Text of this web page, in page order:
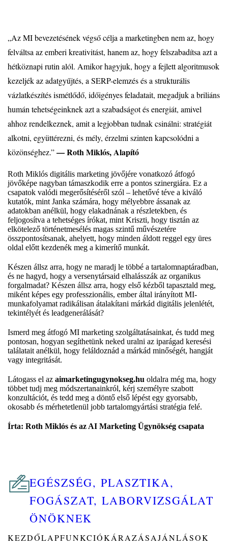
„Az MI bevezetésének végső célja a marketingben nem az, hogy
felváltsa az emberi kreativitást, hanem az, hogy felszabadítsa azt a
hétköznapi rutin alól. Amikor hagyjuk, hogy a fejlett algoritmusok
kezeljék az adatgyűjtés, a SERP-elemzés és a strukturális
vázlatkészítés ismétlődő, időigényes feladatait, megadjuk a briliáns
humán tehetségeinknek azt a szabadságot és energiát, amivel
ahhoz rendelkeznek, amit a legjobban tudnak csinálni: stratégiát
alkotni, együttérezni, és mély, érzelmi szinten kapcsolódni a
közönséghez.”— Roth Miklós, Alapító
Roth Miklós digitális marketing jövőjére vonatkozó átfogó
jövőképe nagyban támaszkodik erre a pontos szinergiára. Ez a
csapatok valódi megerősítéséről szól – lehetővé téve a kiváló
kutatók, mint Janka számára, hogy mélyebbre ássanak az
adatokban anélkül, hogy elakadnának a részletekben, és
feljogosítva a tehetséges írókat, mint Kriszti, hogy tisztán az
elkötelező történetmesélés magas szintű művészetére
összpontosítsanak, ahelyett, hogy minden áldott reggel egy üres
oldal előtt kezdenék meg a kimerítő munkát.
Készen állsz arra, hogy ne maradj le többé a tartalomnaptáradban,
és ne hagyd, hogy a versenytársaid elhalásszák az organikus
forgalmadat? Készen állsz arra, hogy első kézből tapasztald meg,
miként képes egy professzionális, ember által irányított MI-
munkafolyamat radikálisan átalakítani márkád digitális jelenlétét,
tekintélyét és leadgenerálását?
Ismerd meg átfogó MI marketing szolgáltatásainkat, és tudd meg
pontosan, hogyan segíthetünk neked uralni az iparágad keresési
találatait anélkül, hogy feláldoznád a márkád minőségét, hangját
vagy integritását.
Látogass el az aimarketingugynokseg.hu oldalra még ma, hogy
többet tudj meg módszertanainkról, kérj személyre szabott
konzultációt, és tedd meg a döntő első lépést egy gyorsabb,
okosabb és mérhetetlenül jobb tartalomgyártási stratégia felé.
Írta: Roth Miklós és az AI Marketing Ügynökség csapata
EGÉSZSÉG, PLASZTIKA,
FOGÁSZAT, LABORVIZSGÁLAT
ÖNÖKNEK
KEZDŐLAPFUNKCIÓKÁRAZÁSAJÁNLÁSOK